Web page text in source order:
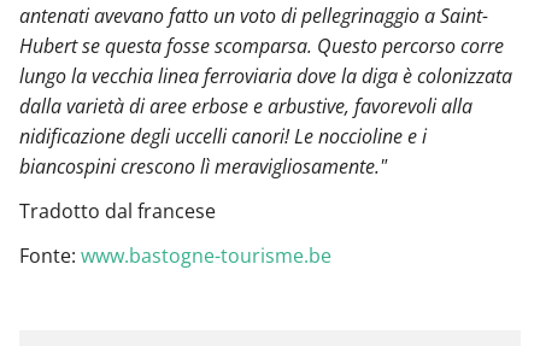
antenati avevano fatto un voto di pellegrinaggio a Saint-
Hubert se questa fosse scomparsa. Questo percorso corre
lungo la vecchia linea ferroviaria dove la diga è colonizzata
dalla varietà di aree erbose e arbustive, favorevoli alla
nidificazione degli uccelli canori! Le noccioline e i
biancospini crescono lì meravigliosamente."
Tradotto dal francese
Fonte: www.bastogne-tourisme.be